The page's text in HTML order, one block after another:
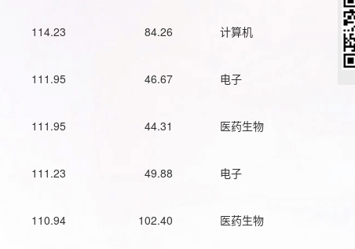
114.23 84.26 计算机
111.95 46.67 电子
111.95 44.31 医药生物
111.23 49.88 电子
110.94 102.40 医药生物